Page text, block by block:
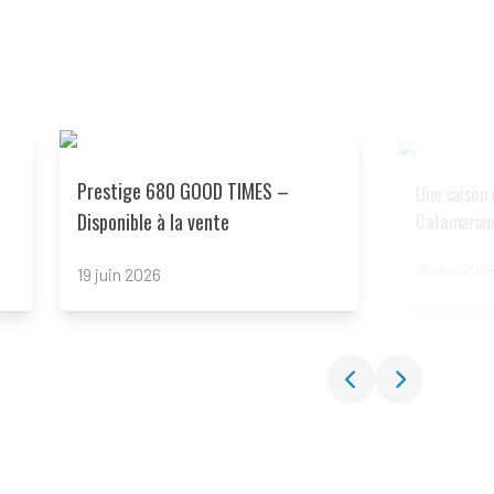
Prestige 680 GOOD TIMES –
Disponible à la vente
19 juin 2026
Read more